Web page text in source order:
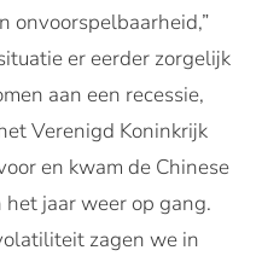
onvoorspelbaarheid,”
er eerder zorgelijk
aan een recessie,
Verenigd Koninkrijk
en kwam de Chinese
jaar weer op gang.
zagen we in